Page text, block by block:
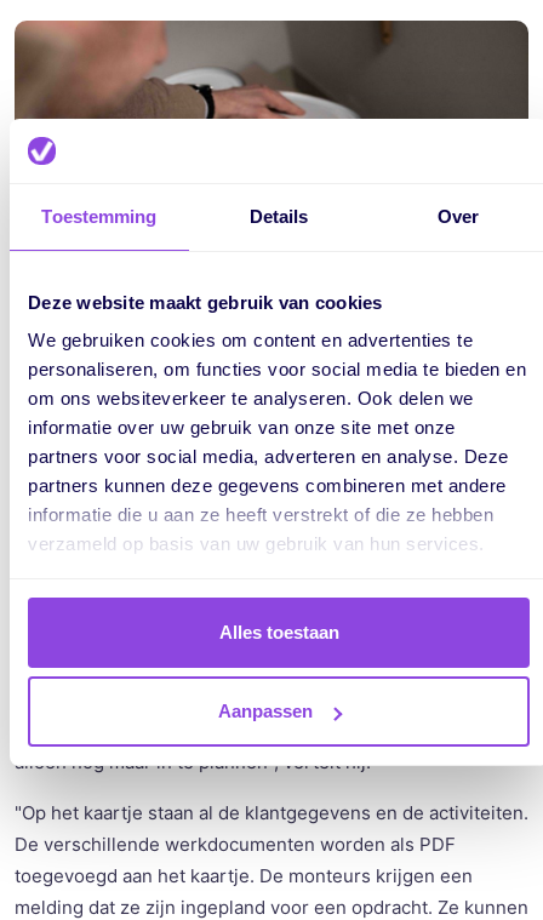
Toestemming Details Over
Deze website maakt gebruik van cookies
We gebruiken cookies om content en advertenties te
personaliseren, om functies voor social media te bieden en
om ons websiteverkeer te analyseren. Ook delen we
informatie over uw gebruik van onze site met onze
partners voor social media, adverteren en analyse. Deze
partners kunnen deze gegevens combineren met andere
informatie die u aan ze heeft verstrekt of die ze hebben
verzameld op basis van uw gebruik van hun services.
Alles toestaan
Aanpassen
Koppeling met Gilde Software
Een ander belangrijk punt voor Bernard was dat de
software te koppelen was met hun projectsoftware: Gilde
Wanneer Bernard een project aanmaakt in Gilde, vraagt het
programma hem in welk planbord hij de opdracht wil
plannen. “Als een project een opdracht wordt, verschijnt
deze opdracht automatisch als een kaartje in de backlog
alleen nog maar in te plannen", vertelt hij.
"Op het kaartje staan al de klantgegevens en de activiteiten.
De verschillende werkdocumenten worden als PDF
toegevoegd aan het kaartje. De monteurs krijgen een
melding dat ze zijn ingepland voor een opdracht. Ze kunnen